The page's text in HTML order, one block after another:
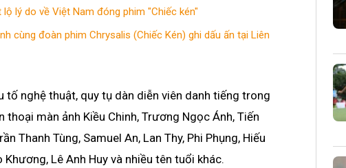
lý do về Việt Nam đóng phim "Chiếc kén"
cùng đoàn phim Chrysalis (Chiếc Kén) ghi dấu ấn tại Liên
tố nghệ thuật, quy tụ dàn diễn viên danh tiếng trong
màn ảnh Kiều Chinh, Trương Ngọc Ánh, Tiến
Thanh Tùng, Samuel An, Lan Thy, Phi Phụng, Hiếu
Khương, Lê Anh Huy và nhiều tên tuổi khác.